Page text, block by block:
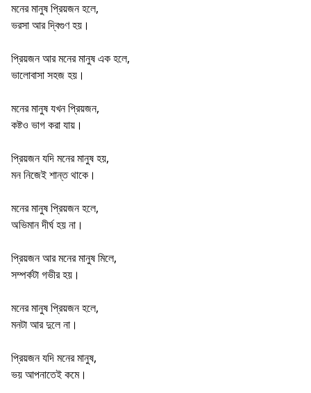
মনের মানুষ প্রিয়জন হলে,
ভরসা আর দ্বিগুণ হয়।
প্রিয়জন আর মনের মানুষ এক হলে,
ভালোবাসা সহজ হয়।
মনের মানুষ যখন প্রিয়জন,
কষ্টও ভাগ করা যায়।
প্রিয়জন যদি মনের মানুষ হয়,
মন নিজেই শান্ত থাকে।
মনের মানুষ প্রিয়জন হলে,
অভিমান দীর্ঘ হয় না।
প্রিয়জন আর মনের মানুষ মিলে,
সম্পর্কটা গভীর হয়।
মনের মানুষ প্রিয়জন হলে,
মনটা আর দুলে না।
প্রিয়জন যদি মনের মানুষ,
ভয় আপনাতেই কমে।